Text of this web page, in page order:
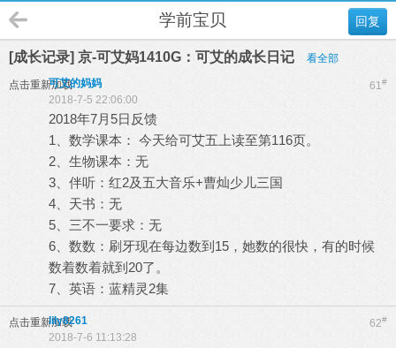
回复
学前宝贝
[成长记录] 京-可艾妈1410G：可艾的成长日记 看全部
点击重新加载 61#
可艾的妈妈
2018-7-5 22:06:00
2018年7月5日反馈
1、数学课本： 今天给可艾五上读至第116页。
2、生物课本：无
3、伴听：红2及五大音乐+曹灿少儿三国
4、天书：无
5、三不一要求：无
6、数数：刷牙现在每边数到15，她数的很快，有的时候
数着数着就到20了。
7、英语：蓝精灵2集
点击重新加载 62#
lily8261
2018-7-6 11:13:28